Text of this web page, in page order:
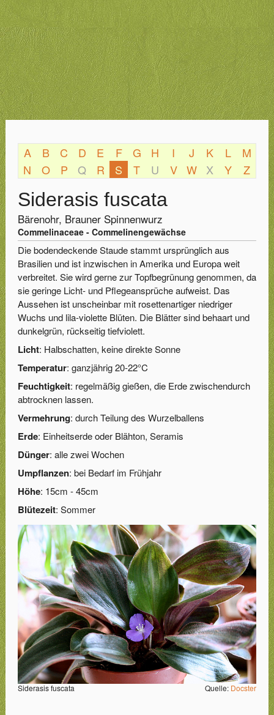
A B C D E F G H I J K L
M
N
O P Q R S T U V W X Y Z
Siderasis fuscata
Bärenohr, Brauner Spinnenwurz
Commelinaceae - Commelinengewächse
Die bodendeckende Staude stammt ursprünglich aus
Brasilien und ist inzwischen in Amerika und Europa weit
verbreitet. Sie wird gerne zur Topfbegrünung genommen, da
sie geringe Licht- und Pflegeansprüche aufweist. Das
Aussehen ist unscheinbar mit rosettenartiger niedriger
Wuchs und lila-violette Blüten. Die Blätter sind behaart und
dunkelgrün, rückseitig tiefviolett.
Licht: Halbschatten, keine direkte Sonne
Temperatur: ganzjährig 20-22°C
Feuchtigkeit: regelmäßig gießen, die Erde zwischendurch
abtrocknen lassen.
Vermehrung: durch Teilung des Wurzelballens
Erde: Einheitserde oder Blähton, Seramis
Dünger: alle zwei Wochen
Umpflanzen: bei Bedarf im Frühjahr
Höhe: 15cm - 45cm
Blütezeit: Sommer
Siderasis fuscata Quelle: Docster